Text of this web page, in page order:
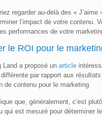
regarder au-delà des « J’aime
l’impact de votre contenu.
performances de votre
le ROI pour le
Land a proposé un article
par rapport aux
de contenu pour le marketing.
que, généralement, c’est
qui est mesuré pour déterminer